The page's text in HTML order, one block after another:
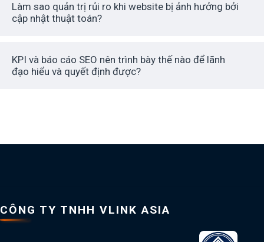
Làm sao quản trị rủi ro khi website bị ảnh hưởng bởi
cập nhật thuật toán?
KPI và báo cáo SEO nên trình bày thế nào để lãnh
đạo hiểu và quyết định được?
CÔNG TY TNHH VLINK ASIA